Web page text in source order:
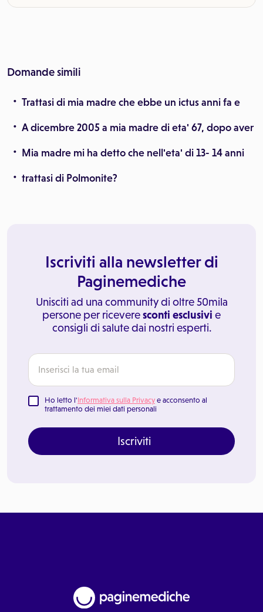
Domande simili
Trattasi di mia madre che ebbe un ictus anni fa e
A dicembre 2005 a mia madre di eta' 67, dopo aver
Mia madre mi ha detto che nell'eta' di 13- 14 anni
trattasi di Polmonite?
Iscriviti alla newsletter di
Paginemediche
Unisciti ad una community di oltre 50mila
persone per riceveresconti esclusivi e
consigli di salute dai nostri esperti.
Ho letto l'Informativa sulla Privacy e acconsento al
trattamento dei miei dati personali
Iscriviti